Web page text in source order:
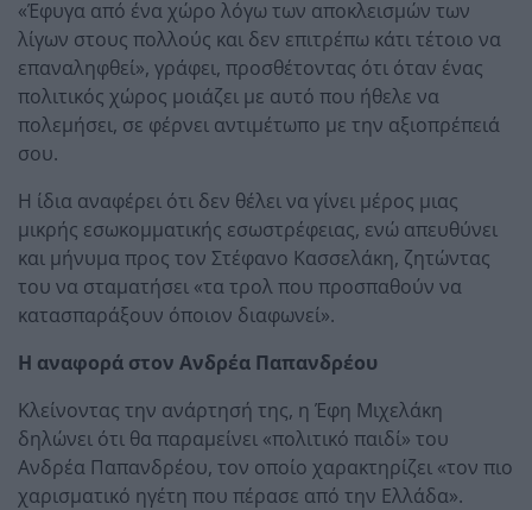
«Έφυγα από ένα χώρο λόγω των αποκλεισμών των
λίγων στους πολλούς και δεν επιτρέπω κάτι τέτοιο να
επαναληφθεί», γράφει, προσθέτοντας ότι όταν ένας
πολιτικός χώρος μοιάζει με αυτό που ήθελε να
πολεμήσει, σε φέρνει αντιμέτωπο με την αξιοπρέπειά
σου.
Η ίδια αναφέρει ότι δεν θέλει να γίνει μέρος μιας
μικρής εσωκομματικής εσωστρέφειας, ενώ απευθύνει
και μήνυμα προς τον Στέφανο Κασσελάκη, ζητώντας
του να σταματήσει «τα τρολ που προσπαθούν να
κατασπαράξουν όποιον διαφωνεί».
Η αναφορά στον Ανδρέα Παπανδρέου
Κλείνοντας την ανάρτησή της, η Έφη Μιχελάκη
δηλώνει ότι θα παραμείνει «πολιτικό παιδί» του
Ανδρέα Παπανδρέου, τον οποίο χαρακτηρίζει «τον πιο
χαρισματικό ηγέτη που πέρασε από την Ελλάδα».